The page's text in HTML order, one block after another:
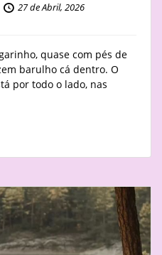
27 de Abril, 2026
quase com pés de
barulho cá dentro. O
por todo o lado, nas